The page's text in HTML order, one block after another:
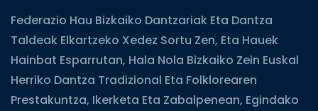
Federazio Hau Bizkaiko Dantzariak Eta Dantza
Taldeak Elkartzeko Xedez Sortu Zen, Eta Hauek
Hainbat Esparrutan, Hala Nola Bizkaiko Zein Euskal
Herriko Dantza Tradizional Eta Folklorearen
Prestakuntza, Ikerketa Eta Zabalpenean, Egindako